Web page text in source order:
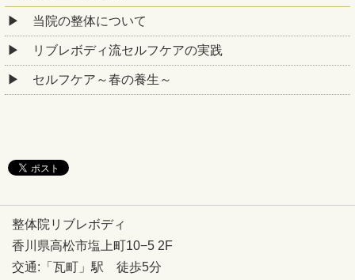
当院の整体について
リブレボディ流セルフケアの実践
セルフケア～春の養生～
整体院リブレボディ
香川県高松市塩上町10−5 2F
交通:「瓦町」駅 徒歩5分